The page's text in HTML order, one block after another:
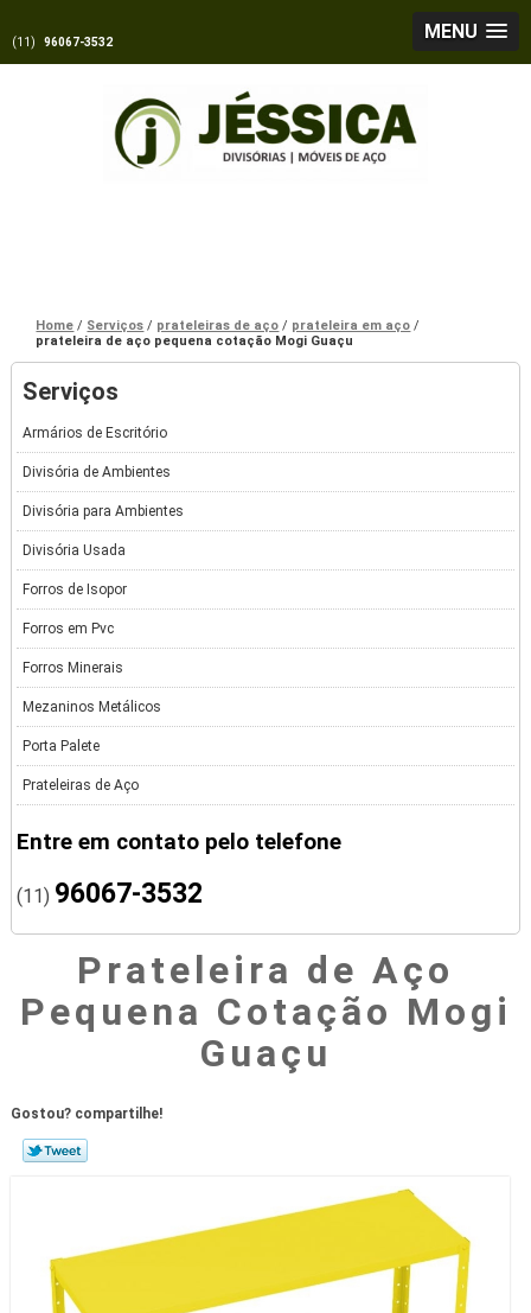
MENU
(11) 96067-3532
Home Serviços prateleiras de aço
prateleira em aço
prateleira de aço pequena cotação Mogi Guaçu
Serviços
Armários de Escritório
Divisória de Ambientes
Divisória para Ambientes
Divisória Usada
Forros de Isopor
Forros em Pvc
Forros Minerais
Mezaninos Metálicos
Porta Palete
Prateleiras de Aço
Entre em contato pelo telefone
(11) 96067-3532
Prateleira de Aço
Pequena Cotação Mogi
Guaçu
Gostou? compartilhe!